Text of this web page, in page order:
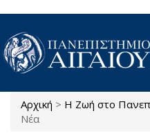
Παράκαμψη προς το κυρίως
Είστε εδώ
Αρχική > Η Ζωή στο
Νέα